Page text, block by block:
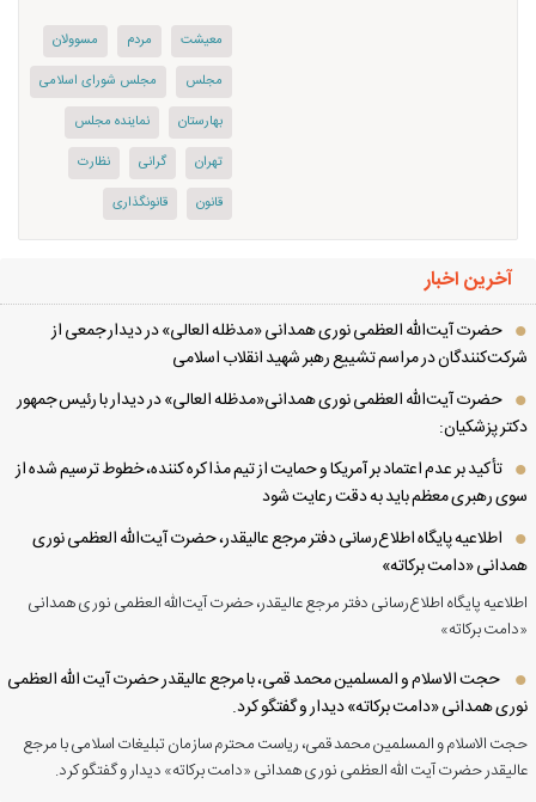
معیشت مردم
مسوولان
مجلس
مجلس شورای اسلامی
بهارستان
نماینده مجلس
تهران
گرانی
نظارت
قانون
قانونگذاری
آخرین اخبار
حضرت آیت‌الله العظمی نوری همدانی «مدظله العالی» در دیدار جمعی از
در مراسم تشییع رهبر شهید انقلاب اسلامی
حضرت آیت‌الله العظمی نوری همدانی«مدظله العالی» در دیدار با رئیس جمهور
پزشکیان:
تأکید بر عدم اعتماد بر آمریکا و حمایت از تیم مذاکره کننده، خطوط ترسیم شده از
رهبری معظم باید به دقت رعایت شود
اطلاعیه پایگاه اطلاع‌رسانی دفتر مرجع عالیقدر، حضرت آیت‌الله العظمی نوری
«دامت برکاته»
پایگاه اطلاع‌رسانی دفتر مرجع عالیقدر، حضرت آیت‌الله العظمی نوری همدانی
برکاته»
حجت الاسلام و المسلمین محمد قمی، با مرجع عالیقدر حضرت آیت الله العظمی
همدانی «دامت برکاته» دیدار و گفتگو کرد.
الاسلام و المسلمین محمد قمی، ریاست محترم سازمان تبلیغات اسلامی با مرجع
حضرت آیت الله العظمی نوری همدانی «دامت برکاته» دیدار و گفتگو کرد.